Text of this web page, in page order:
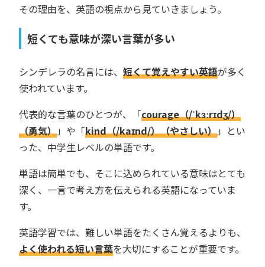
その理由を、英語の視点から見ていきましょう。
短くても意味が深い言葉が多い
シンデレラの名言には、 短くて覚えやすい英語が多く
使われています。
代表的な言葉のひとつが、「courage（/ˈkɜːrɪdʒ/）
（勇気）」や「kind（/kaɪnd/）（やさしい）」とい
った、中学生レベルの単語です。
単語は簡単でも、そこに込められている意味はとても
深く、一言で考え方を伝えられる英語になっていま
す。
英語学習では、難しい単語をたくさん覚えるよりも、
よく使われる短い言葉を大切にすることが重要です。